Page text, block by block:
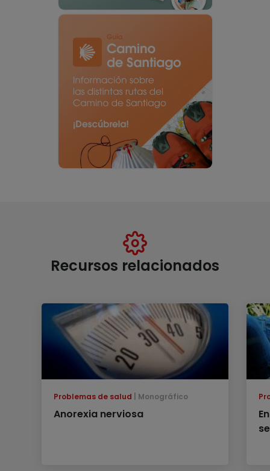
Recursos relacionados
Problemas de salud Monográfico
Anorexia nerviosa